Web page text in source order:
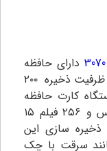
دارای حافظه
حافظه داخلی این دستگاه ظرفیت ذخیره ۲۰۰
کارت حافظه
اضافه شود می‌توان در حدود ۱۰۲۴ عکس و ۲۵۶ فیلم ۱۵
ذخیره سازی این
سرقت با چک